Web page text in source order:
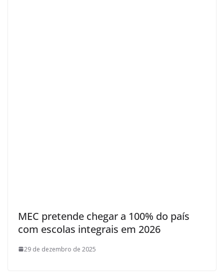
MEC pretende chegar a 100% do país
com escolas integrais em 2026
29 de dezembro de 2025